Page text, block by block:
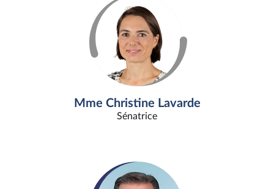
Mme Christine Lavarde
Sénatrice